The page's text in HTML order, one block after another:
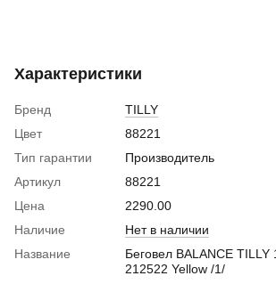
Характеристики
Бренд
TILLY
Цвет
88221
Тип гарантии
Производитель
Артикул
88221
Цена
2290.00
Наличие
Нет в наличии
Название
Беговел BALANCE TILLY
212522 Yellow /1/